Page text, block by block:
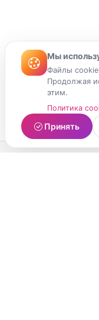
Мы
Файлы
Продолжая
этим.
Политика
Принять